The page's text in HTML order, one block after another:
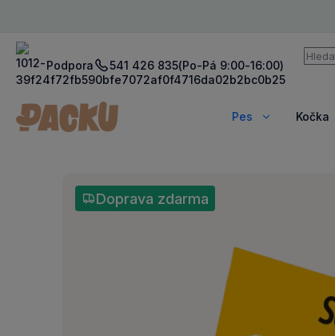
Podpora 541 426 835(Po-Pá 9:00-16:00)
Pes
ZobrazitKočka
Doprava zdarma